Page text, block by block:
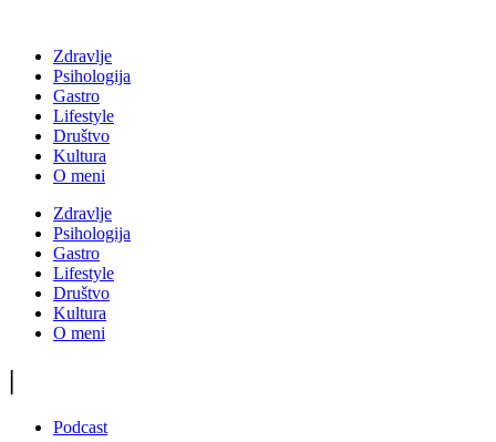
Zdravlje
Psihologija
Gastro
Lifestyle
Društvo
Kultura
O meni
Zdravlje
Psihologija
Gastro
Lifestyle
Društvo
Kultura
O meni
|
Podcast